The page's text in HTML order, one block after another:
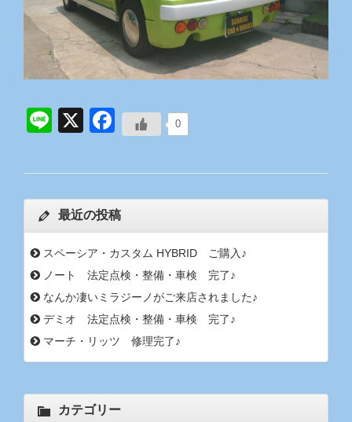
0
Line
X Facebook
最近の投稿
スペーシア・カスタム HYBRID ご購入♪
ノート 法定点検・整備・車検 完了♪
なんか凄いミラジーノがご来店されました♪
デミオ 法定点検・整備・車検 完了♪
マーチ・リッツ 修理完了♪
カテゴリー